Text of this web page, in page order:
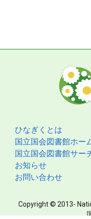
ひなぎくとは
国立国会図書館ホー
国立国会図書館サー
お知らせ
お問い合わせ
Copyright © 2013-